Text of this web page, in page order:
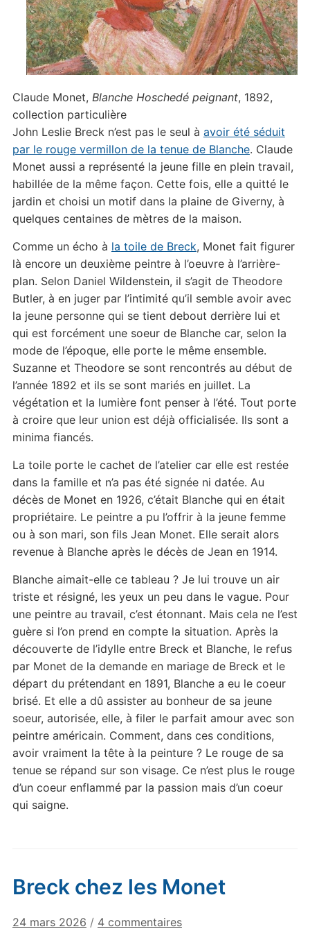
Claude Monet, Blanche Hoschedé peignant, 1892,
collection particulière
John Leslie Breck n’est pas le seul à avoir été séduit
par le rouge vermillon de la tenue de Blanche. Claude
Monet aussi a représenté la jeune fille en plein travail,
habillée de la même façon. Cette fois, elle a quitté le
jardin et choisi un motif dans la plaine de Giverny, à
quelques centaines de mètres de la maison.
Comme un écho à la toile de Breck, Monet fait figurer
là encore un deuxième peintre à l’oeuvre à l’arrière-
plan. Selon Daniel Wildenstein, il s’agit de Theodore
Butler, à en juger par l’intimité qu’il semble avoir avec
la jeune personne qui se tient debout derrière lui et
qui est forcément une soeur de Blanche car, selon la
mode de l’époque, elle porte le même ensemble.
Suzanne et Theodore se sont rencontrés au début de
l’année 1892 et ils se sont mariés en juillet. La
végétation et la lumière font penser à l’été. Tout porte
à croire que leur union est déjà officialisée. Ils sont a
minima fiancés.
La toile porte le cachet de l’atelier car elle est restée
dans la famille et n’a pas été signée ni datée. Au
décès de Monet en 1926, c’était Blanche qui en était
propriétaire. Le peintre a pu l’offrir à la jeune femme
ou à son mari, son fils Jean Monet. Elle serait alors
revenue à Blanche après le décès de Jean en 1914.
Blanche aimait-elle ce tableau ? Je lui trouve un air
triste et résigné, les yeux un peu dans le vague. Pour
une peintre au travail, c’est étonnant. Mais cela ne l’est
guère si l’on prend en compte la situation. Après la
découverte de l’idylle entre Breck et Blanche, le refus
par Monet de la demande en mariage de Breck et le
départ du prétendant en 1891, Blanche a eu le coeur
brisé. Et elle a dû assister au bonheur de sa jeune
soeur, autorisée, elle, à filer le parfait amour avec son
peintre américain. Comment, dans ces conditions,
avoir vraiment la tête à la peinture ? Le rouge de sa
tenue se répand sur son visage. Ce n’est plus le rouge
d’un coeur enflammé par la passion mais d’un coeur
qui saigne.
Breck chez les Monet
24 mars 2026 / 4 commentairessur